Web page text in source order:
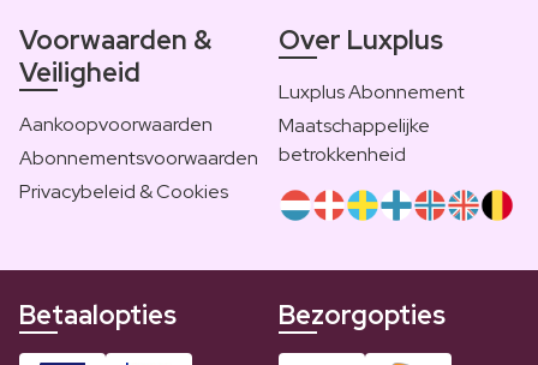
Voorwaarden &
Veiligheid
Aankoopvoorwaarden
Abonnementsvoorwaarden
Privacybeleid & Cookies
Over Luxplus
Luxplus Abonnement
Maatschappelijke
betrokkenheid
Betaalopties Bezorgopties